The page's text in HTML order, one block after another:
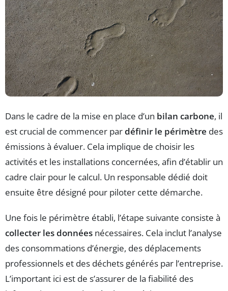
Dans le cadre de la mise en place d’un bilan carbone, il
est crucial de commencer pardéfinir le périmètre des
émissions à évaluer. Cela implique de choisir les
activités et les installations concernées, afin d’établir un
cadre clair pour le calcul. Un responsable dédié doit
ensuite être désigné pour piloter cette démarche.
Une fois le périmètre établi, l’étape suivante consiste à
collecter les données nécessaires. Cela inclut l’analyse
des consommations d’énergie, des déplacements
professionnels et des déchets générés par l’entreprise.
L’important ici est de s’assurer de la fiabilité des